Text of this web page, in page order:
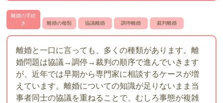
離婚の手続
き
離婚の種類 協議離婚 調停離婚 裁判離婚
離婚と一口に言っても、多くの種類があります。離
婚問題は協議→調停→裁判の順序で進んでいきます
が、近年では早期から専門家に相談するケースが増
えています。離婚についての知識が足りないまま当
事者同士の協議を重ねることで、むしろ事態が複雑